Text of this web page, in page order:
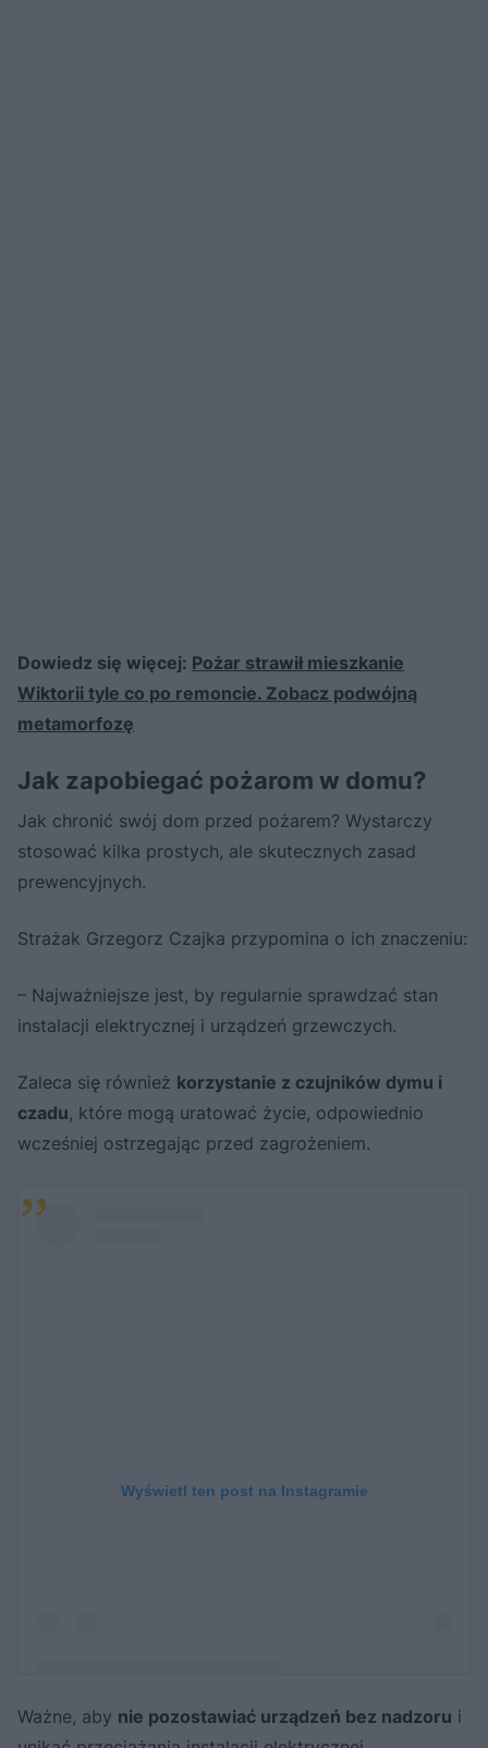
Dowiedz się więcej: Pożar strawił mieszkanie
Wiktorii tyle co po remoncie. Zobacz podwójną
metamorfozę
Jak zapobiegać pożarom w domu?
Jak chronić swój dom przed pożarem? Wystarczy
stosować kilka prostych, ale skutecznych zasad
prewencyjnych.
Strażak Grzegorz Czajka przypomina o ich znaczeniu:
– Najważniejsze jest, by regularnie sprawdzać stan
instalacji elektrycznej i urządzeń grzewczych.
Zaleca się również korzystanie z czujników dymu i
czadu, które mogą uratować życie, odpowiednio
wcześniej ostrzegając przed zagrożeniem.
Wyświetl ten post na Instagramie
Post udostępniony przez CZAKMED Grzegorz Cz | Strażak
Ważne, aby nie pozostawiać urządzeń bez nadzoru i